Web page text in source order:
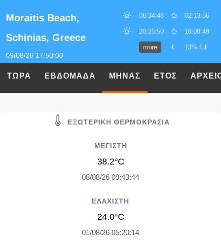
Moraitis Beach,
Schinias, Greece
09/08/26 17:50:00
06:34:48 02:13:56
20:25:50 18:08:49
more 13% full
ΤΩΡΑ ΕΒΔΟΜΑΔΑ ΜΗΝΑΣ ΕΤΟΣ
ΕΞΩΤΕΡΙΚΗ ΘΕΡΜΟΚΡΑΣΙΑ
ΜΕΓΙΣΤΗ
38.2°C
08/08/26 09:43:44
ΕΛΑΧΙΣΤΗ
24.0°C
01/08/26 05:20:14